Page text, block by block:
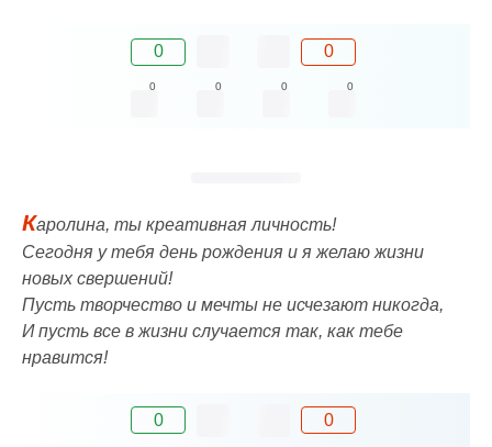
0 0
0 0 0 0
Каролина, ты креативная личность!
Сегодня у тебя день рождения и я желаю жизни
новых свершений!
Пусть творчество и мечты не исчезают никогда,
И пусть все в жизни случается так, как тебе
нравится!
0 0